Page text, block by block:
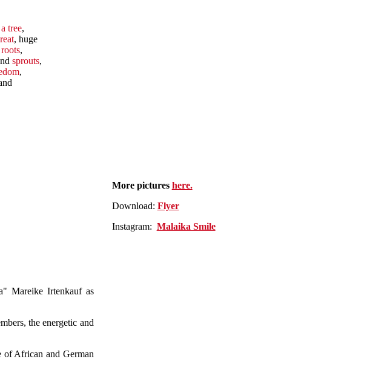
tree,
, huge
roots,
sprouts,
,
Mareike Irtenkauf as
the energetic and
of African and German
More pictures here.
Download: Flyer
Instagram: Malaika Smile